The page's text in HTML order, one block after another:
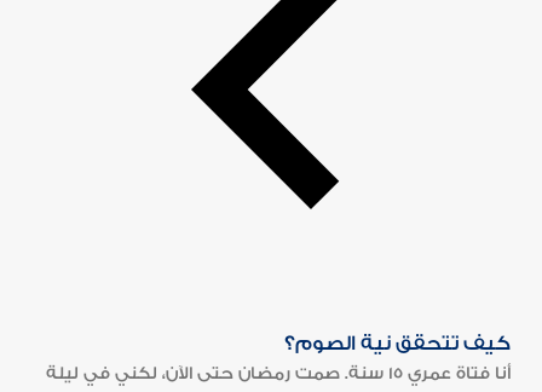
كيف تتحقق نية الصوم؟
أنا فتاة عمري 15 سنة. صمت رمضان حتى الآن، لكني في ليلة